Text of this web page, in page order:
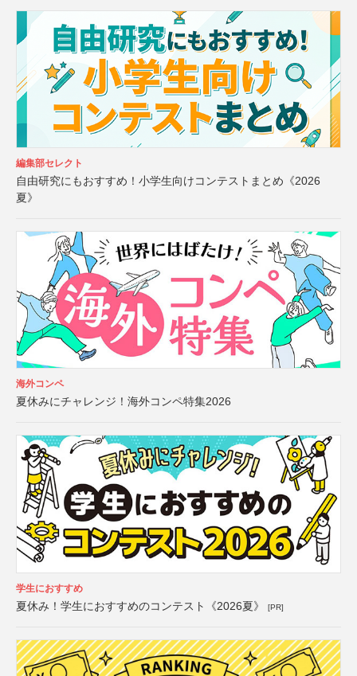
編集部セレクト
自由研究にもおすすめ！小学生向けコンテストまとめ《2026
夏》
海外コンペ
夏休みにチャレンジ！海外コンペ特集2026
学生におすすめ
夏休み！学生におすすめのコンテスト《2026夏》 [PR]